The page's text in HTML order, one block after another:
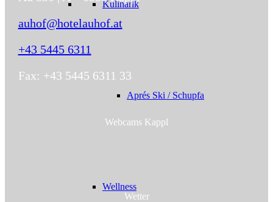
Kulinarik
Aprés Ski / Schupfa
Wellness
auhof@hotelauhof.at
+43 5445 6311
Fax: +43 5445 6311 33
Webcams Kappl
Wetter